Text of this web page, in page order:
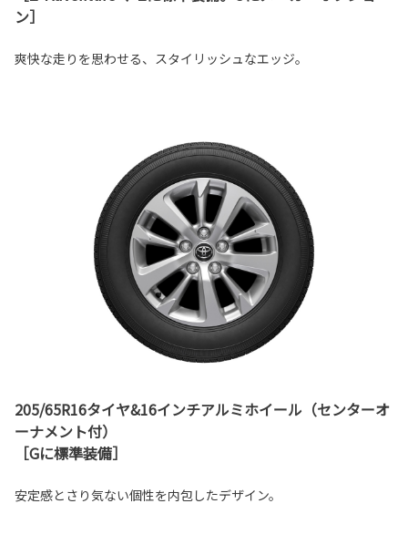
ン］
爽快な走りを思わせる、スタイリッシュなエッジ。
205/65R16タイヤ&16インチアルミホイール（センターオ
ーナメント付）
［Gに標準装備］
安定感とさり気ない個性を内包したデザイン。